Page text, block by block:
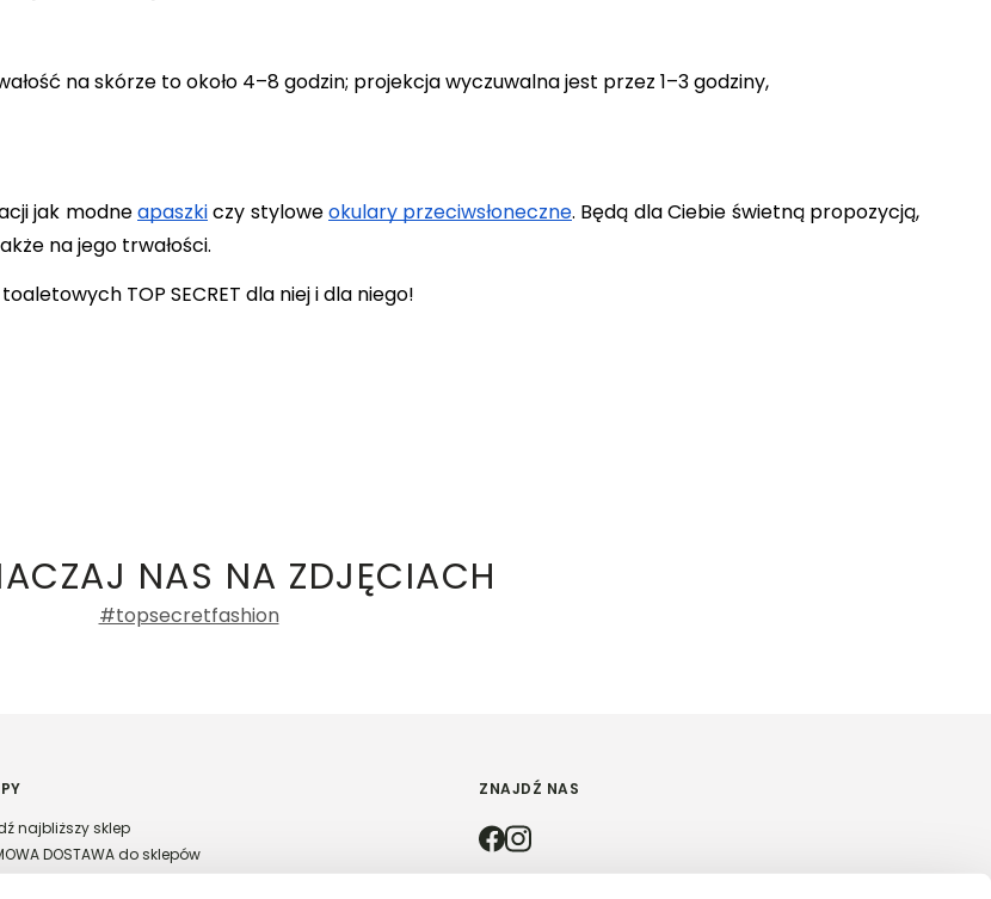
na skórze to około 4–8 godzin; projekcja wyczuwalna jest przez 1–3 godziny,
jak modne apaszki czy stylowe okulary przeciwsłoneczne. Będą dla Ciebie świetną propozycją,
na jego trwałości.
TOP SECRET dla niej i dla niego!
NAS NA ZDJĘCIACH
#topsecretfashion
ZNAJDŹ NAS
najbliższy sklep
DOSTAWA do sklepów